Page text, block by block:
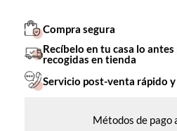
Compra segura
Recíbelo en tu casa lo antes
recogidas en tienda
Servicio post-venta rápido y
Métodos de pago